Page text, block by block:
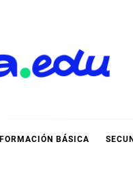
FORMACIÓN BÁSICA